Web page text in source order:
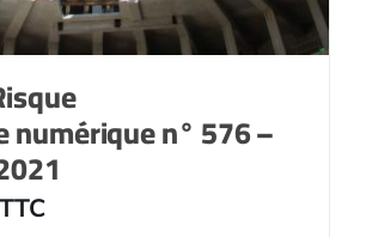
numérique n° 576 –
TTC